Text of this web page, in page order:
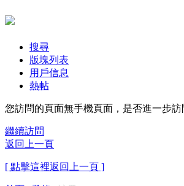
搜尋
版塊列表
用戶信息
熱帖
您訪問的頁面無手機頁面，是否進一步訪
繼續訪問
返回上一頁
[ 點擊這裡返回上一頁 ]